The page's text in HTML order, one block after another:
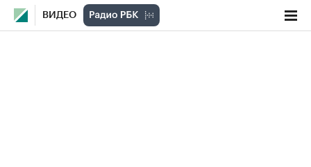
ВИДЕО